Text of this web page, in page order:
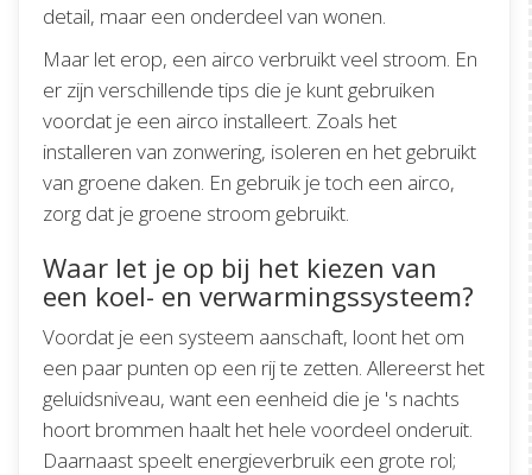
detail, maar een onderdeel van wonen.
Maar let erop, een airco verbruikt veel stroom. En
er zijn verschillende tips die je kunt gebruiken
voordat je een airco installeert. Zoals het
installeren van zonwering, isoleren en het gebruikt
van groene daken. En gebruik je toch een airco,
zorg dat je groene stroom gebruikt.
Waar let je op bij het kiezen van
een koel- en verwarmingssysteem?
Voordat je een systeem aanschaft, loont het om
een paar punten op een rij te zetten. Allereerst het
geluidsniveau, want een eenheid die je 's nachts
hoort brommen haalt het hele voordeel onderuit.
Daarnaast speelt energieverbruik een grote rol;